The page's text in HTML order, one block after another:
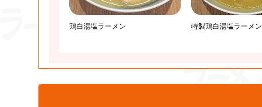
鶏白湯塩ラーメン 特製鶏白湯塩ラーメン